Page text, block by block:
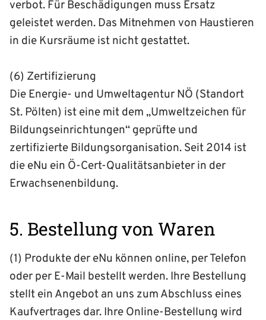
verbot. Für Beschädigungen muss Ersatz
geleistet werden. Das Mitnehmen von Haustieren
in die Kursräume ist nicht gestattet.
(6) Zertifizierung
Die Energie- und Umweltagentur NÖ (Standort
St. Pölten) ist eine mit dem „Umweltzeichen für
Bildungs­einrichtungen“ geprüfte und
zertifizierte Bildungs­organisation. Seit 2014 ist
die eNu ein Ö-Cert-Qualitäts­anbieter in der
Erwachsenen­bildung.
5. Bestellung von Waren
(1) Produkte der eNu können online, per Telefon
oder per E-Mail bestellt werden. Ihre Bestellung
stellt ein Angebot an uns zum Abschluss eines
Kaufvertrages dar. Ihre Online-Bestellung wird